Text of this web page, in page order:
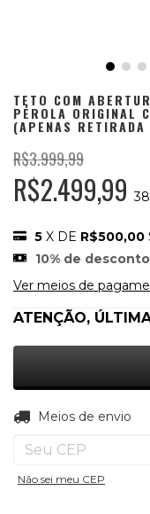
TETO COM
PÉROLA ORIGINAL
(APENAS
R$3.999,99
R$2.499,9938
5 X DE R$500,00
10% de desconto
Ver meios de
ATENÇÃO,
Entregas para o CEP:
Meios de envio
Não sei meu CEP